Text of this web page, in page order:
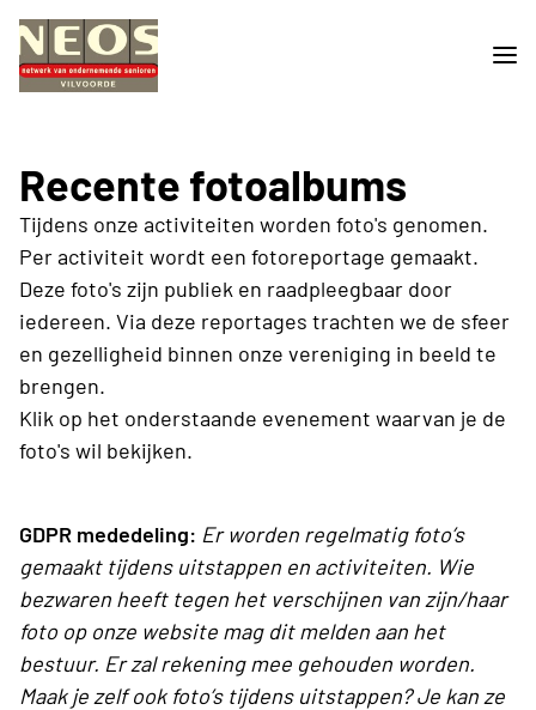
Recente fotoalbums
Tijdens onze activiteiten worden foto's genomen.
Per activiteit wordt een fotoreportage gemaakt.
Deze foto's zijn publiek en raadpleegbaar door
iedereen. Via deze reportages trachten we de sfeer
en gezelligheid binnen onze vereniging in beeld te
brengen.
Klik op het onderstaande evenement waarvan je de
foto's wil bekijken.
GDPR mededeling: Er worden regelmatig foto’s
gemaakt tijdens uitstappen en activiteiten. Wie
bezwaren heeft tegen het verschijnen van zijn/haar
foto op onze website mag dit melden aan het
bestuur. Er zal rekening mee gehouden worden.
Maak je zelf ook foto’s tijdens uitstappen? Je kan ze